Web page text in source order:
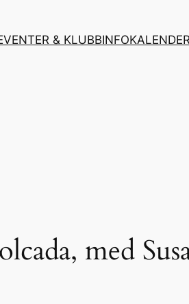
& KLUBBINFOKALENDER
med